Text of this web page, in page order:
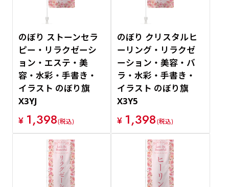
のぼり ストーンセラ
ピー・リラクゼーシ
ョン・エステ・美
容・水彩・手書き・
イラスト のぼり旗
X3YJ
¥ 1,398(税込)
のぼり クリスタルヒ
ーリング・リラクゼ
ーション・美容・バ
ラ・水彩・手書き・
イラスト のぼり旗
X3Y5
¥ 1,398(税込)